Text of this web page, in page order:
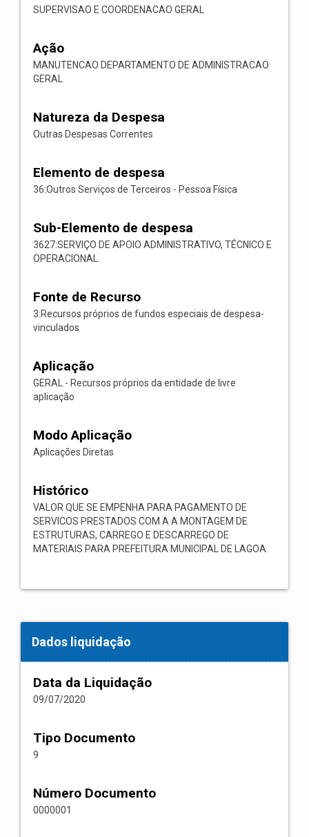
SUPERVISAO E COORDENACAO GERAL
Ação
MANUTENCAO DEPARTAMENTO DE ADMINISTRACAO
GERAL
Natureza da Despesa
Outras Despesas Correntes
Elemento de despesa
36:Outros Serviços de Terceiros - Pessoa Física
Sub-Elemento de despesa
3627:SERVIÇO DE APOIO ADMINISTRATIVO, TÉCNICO E
OPERACIONAL
Fonte de Recurso
3:Recursos próprios de fundos especiais de despesa-
vinculados
Aplicação
GERAL - Recursos próprios da entidade de livre
aplicação
Modo Aplicação
Aplicações Diretas
Histórico
VALOR QUE SE EMPENHA PARA PAGAMENTO DE
SERVICOS PRESTADOS COM A A MONTAGEM DE
ESTRUTURAS, CARREGO E DESCARREGO DE
MATERIAIS PARA PREFEITURA MUNICIPAL DE LAGOA.
Dados liquidação
Data da Liquidação
09/07/2020
Tipo Documento
9
Número Documento
0000001